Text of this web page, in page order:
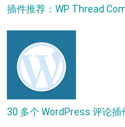
插件推荐：WP Thread
30 多个 WordPress 评论插